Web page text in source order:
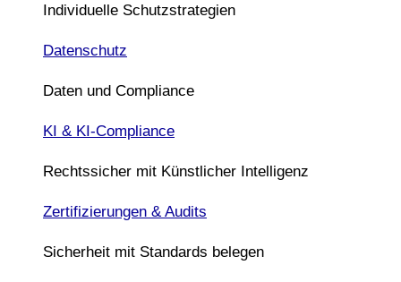
Individuelle Schutzstrategien
Datenschutz
Daten und Compliance
KI & KI-Compliance
Rechtssicher mit Künstlicher Intelligenz
Zertifizierungen & Audits
Sicherheit mit Standards belegen